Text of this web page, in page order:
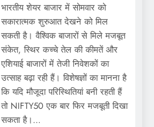
भारतीय शेयर बाजार में सोमवार को
सकारात्मक शुरुआत देखने को मिल
सकती है। वैश्विक बाजारों से मिले मजबूत
संकेत, स्थिर कच्चे तेल की कीमतें और
एशियाई बाजारों में तेजी निवेशकों का
उत्साह बढ़ा रही हैं। विशेषज्ञों का मानना है
कि यदि मौजूदा परिस्थितियां बनी रहती हैं
तो NIFTY50 एक बार फिर मजबूती दिखा
सकता है।…